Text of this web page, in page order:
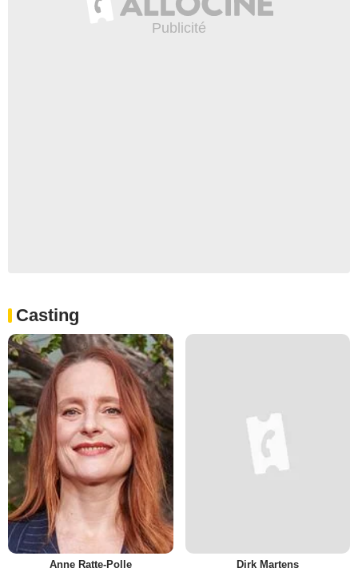
Casting
Anne Ratte-Polle Dirk Martens